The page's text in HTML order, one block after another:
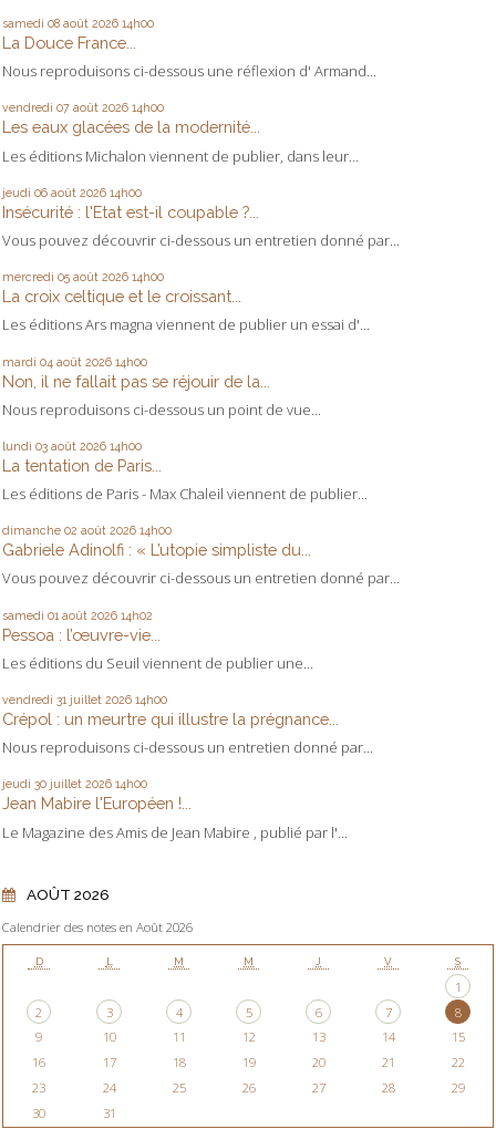
samedi 08 août 2026 14h00
La Douce France...
Nous reproduisons ci-dessous une réflexion d' Armand...
vendredi 07 août 2026 14h00
Les eaux glacées de la modernité...
Les éditions Michalon viennent de publier, dans leur...
jeudi 06 août 2026 14h00
Insécurité : l'Etat est-il coupable ?...
Vous pouvez découvrir ci-dessous un entretien donné par...
mercredi 05 août 2026 14h00
La croix celtique et le croissant...
Les éditions Ars magna viennent de publier un essai d'...
mardi 04 août 2026 14h00
Non, il ne fallait pas se réjouir de la...
Nous reproduisons ci-dessous un point de vue...
lundi 03 août 2026 14h00
La tentation de Paris...
Les éditions de Paris - Max Chaleil viennent de publier...
dimanche 02 août 2026 14h00
Gabriele Adinolfi : « L’utopie simpliste du...
Vous pouvez découvrir ci-dessous un entretien donné par...
samedi 01 août 2026 14h02
Pessoa : l’œuvre-vie...
Les éditions du Seuil viennent de publier une...
vendredi 31 juillet 2026 14h00
Crépol : un meurtre qui illustre la prégnance...
Nous reproduisons ci-dessous un entretien donné par...
jeudi 30 juillet 2026 14h00
Jean Mabire l'Européen !...
Le Magazine des Amis de Jean Mabire , publié par l'...
AOÛT 2026
Calendrier des notes en Août 2026
D L M M J V S
1
2
3 4 5 6 7
8
9
10 11 12 13 14
15
16
17 18 19 20 21
22
23
24 25 26 27 28
29
30
31